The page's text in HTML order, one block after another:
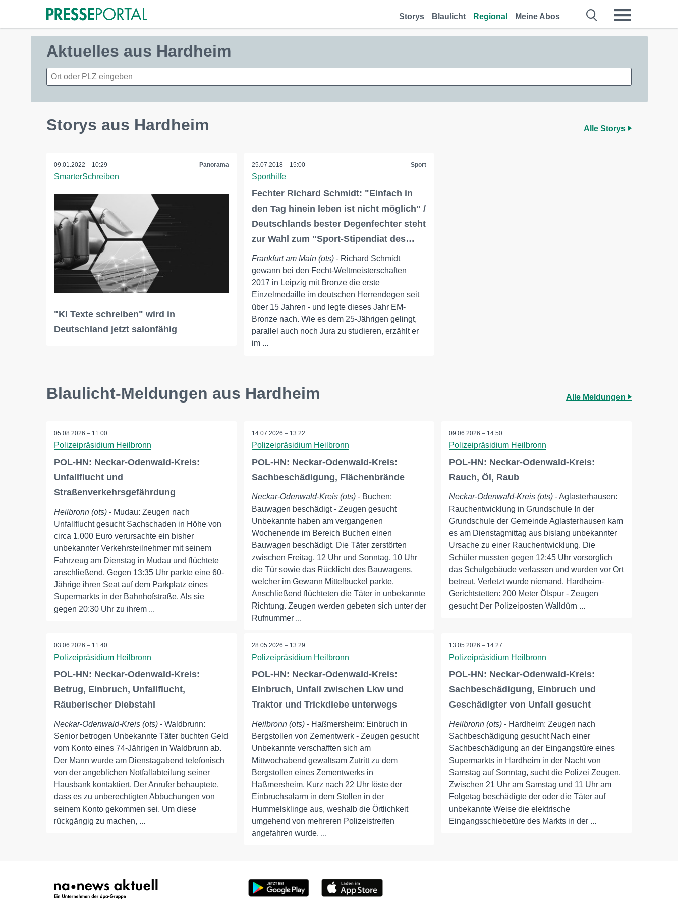
Storys Blaulicht Regional Meine Abos
Aktuelles aus Hardheim
Storys aus Hardheim Alle Storys
09.01.2022 – 10:29 Panorama
SmarterSchreiben
"KI Texte schreiben" wird in
Deutschland jetzt salonfähig
25.07.2018 – 15:00 Sport
Sporthilfe
Fechter Richard Schmidt: "Einfach in
den Tag hinein leben ist nicht möglich" /
Deutschlands bester Degenfechter steht
zur Wahl zum "Sport-Stipendiat des…
Frankfurt am Main (ots)- Richard Schmidt
gewann bei den Fecht-Weltmeisterschaften
2017 in Leipzig mit Bronze die erste
Einzelmedaille im deutschen Herrendegen seit
über 15 Jahren - und legte dieses Jahr EM-
Bronze nach. Wie es dem 25-Jährigen gelingt,
parallel auch noch Jura zu studieren, erzählt er
im ...
Blaulicht-Meldungen aus Hardheim Alle Meldungen
05.08.2026 – 11:00
Polizeipräsidium Heilbronn
POL-HN: Neckar-Odenwald-Kreis:
Unfallflucht und
Straßenverkehrsgefährdung
Heilbronn (ots) - Mudau: Zeugen nach
Unfallflucht gesucht Sachschaden in Höhe von
circa 1.000 Euro verursachte ein bisher
unbekannter Verkehrsteilnehmer mit seinem
Fahrzeug am Dienstag in Mudau und flüchtete
anschließend. Gegen 13:35 Uhr parkte eine 60-
Jährige ihren Seat auf dem Parkplatz eines
Supermarkts in der Bahnhofstraße. Als sie
gegen 20:30 Uhr zu ihrem ...
14.07.2026 – 13:22
Polizeipräsidium Heilbronn
POL-HN: Neckar-Odenwald-Kreis:
Sachbeschädigung, Flächenbrände
Neckar-Odenwald-Kreis (ots)- Buchen:
Bauwagen beschädigt - Zeugen gesucht
Unbekannte haben am vergangenen
Wochenende im Bereich Buchen einen
Bauwagen beschädigt. Die Täter zerstörten
zwischen Freitag, 12 Uhr und Sonntag, 10 Uhr
die Tür sowie das Rücklicht des Bauwagens,
welcher im Gewann Mittelbuckel parkte.
Anschließend flüchteten die Täter in unbekannte
Richtung. Zeugen werden gebeten sich unter der
Rufnummer ...
09.06.2026 – 14:50
Polizeipräsidium Heilbronn
POL-HN: Neckar-Odenwald-Kreis:
Rauch, Öl, Raub
Neckar-Odenwald-Kreis (ots) - Aglasterhausen:
Rauchentwicklung in Grundschule In der
Grundschule der Gemeinde Aglasterhausen kam
es am Dienstagmittag aus bislang unbekannter
Ursache zu einer Rauchentwicklung. Die
Schüler mussten gegen 12:45 Uhr vorsorglich
das Schulgebäude verlassen und wurden vor Ort
betreut. Verletzt wurde niemand. Hardheim-
Gerichtstetten: 200 Meter Ölspur - Zeugen
gesucht Der Polizeiposten Walldürn ...
03.06.2026 – 11:40
Polizeipräsidium Heilbronn
POL-HN: Neckar-Odenwald-Kreis:
Betrug, Einbruch, Unfallflucht,
Räuberischer Diebstahl
Neckar-Odenwald-Kreis (ots) - Waldbrunn:
Senior betrogen Unbekannte Täter buchten Geld
vom Konto eines 74-Jährigen in Waldbrunn ab.
Der Mann wurde am Dienstagabend telefonisch
von der angeblichen Notfallabteilung seiner
Hausbank kontaktiert. Der Anrufer behauptete,
dass es zu unberechtigten Abbuchungen von
seinem Konto gekommen sei. Um diese
rückgängig zu machen, ...
28.05.2026 – 13:29
Polizeipräsidium Heilbronn
POL-HN: Neckar-Odenwald-Kreis:
Einbruch, Unfall zwischen Lkw und
Traktor und Trickdiebe unterwegs
Heilbronn (ots)- Haßmersheim: Einbruch in
Bergstollen von Zementwerk - Zeugen gesucht
Unbekannte verschafften sich am
Mittwochabend gewaltsam Zutritt zu dem
Bergstollen eines Zementwerks in
Haßmersheim. Kurz nach 22 Uhr löste der
Einbruchsalarm in dem Stollen in der
Hummelsklinge aus, weshalb die Örtlichkeit
umgehend von mehreren Polizeistreifen
angefahren wurde. ...
13.05.2026 – 14:27
Polizeipräsidium Heilbronn
POL-HN: Neckar-Odenwald-Kreis:
Sachbeschädigung, Einbruch und
Geschädigter von Unfall gesucht
Heilbronn (ots) - Hardheim: Zeugen nach
Sachbeschädigung gesucht Nach einer
Sachbeschädigung an der Eingangstüre eines
Supermarkts in Hardheim in der Nacht von
Samstag auf Sonntag, sucht die Polizei Zeugen.
Zwischen 21 Uhr am Samstag und 11 Uhr am
Folgetag beschädigte der oder die Täter auf
unbekannte Weise die elektrische
Eingangsschiebetüre des Markts in der ...